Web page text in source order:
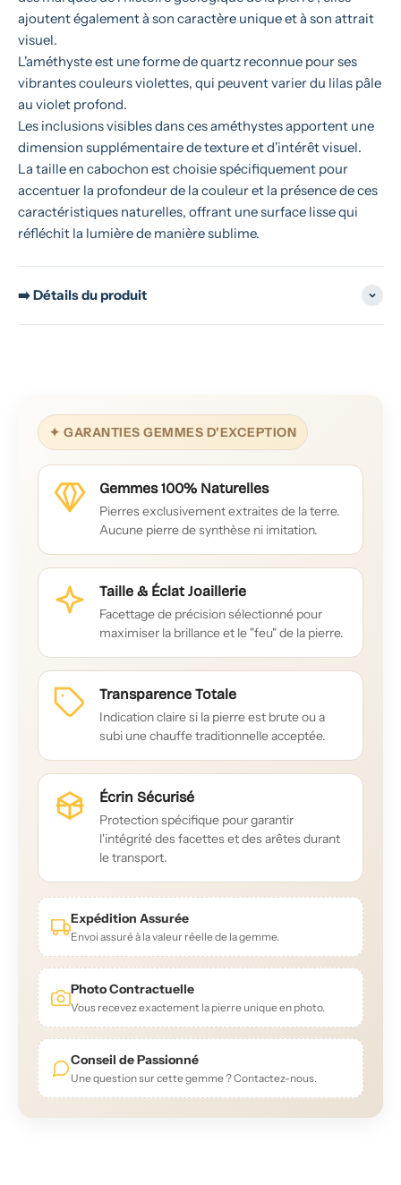
ajoutent également à son caractère unique et à son attrait
visuel.
L'améthyste est une forme de quartz reconnue pour ses
vibrantes couleurs violettes, qui peuvent varier du lilas pâle
au violet profond.
Les inclusions visibles dans ces améthystes apportent une
dimension supplémentaire de texture et d'intérêt visuel.
La taille en cabochon est choisie spécifiquement pour
accentuer la profondeur de la couleur et la présence de ces
caractéristiques naturelles, offrant une surface lisse qui
réfléchit la lumière de manière sublime.
➡️ Détails du produit
✦ GARANTIES GEMMES D'EXCEPTION
Gemmes 100% Naturelles
Pierres exclusivement extraites de la terre.
Aucune pierre de synthèse ni imitation.
Taille & Éclat Joaillerie
Facettage de précision sélectionné pour
maximiser la brillance et le "feu" de la pierre.
Transparence Totale
Indication claire si la pierre est brute ou a
subi une chauffe traditionnelle acceptée.
Écrin Sécurisé
Protection spécifique pour garantir
l'intégrité des facettes et des arêtes durant
le transport.
Expédition Assurée
Envoi assuré à la valeur réelle de la gemme.
Photo Contractuelle
Vous recevez exactement la pierre unique en photo.
Conseil de Passionné
Une question sur cette gemme ? Contactez-nous.